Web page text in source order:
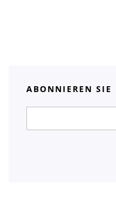
ABONNIEREN SIE
Newsletter: